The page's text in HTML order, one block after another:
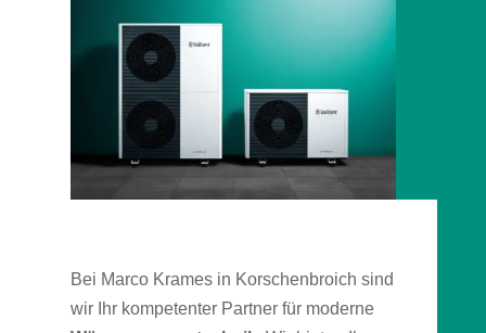
Bei Marco Krames in Korschenbroich sind
wir Ihr kompetenter Partner für moderne